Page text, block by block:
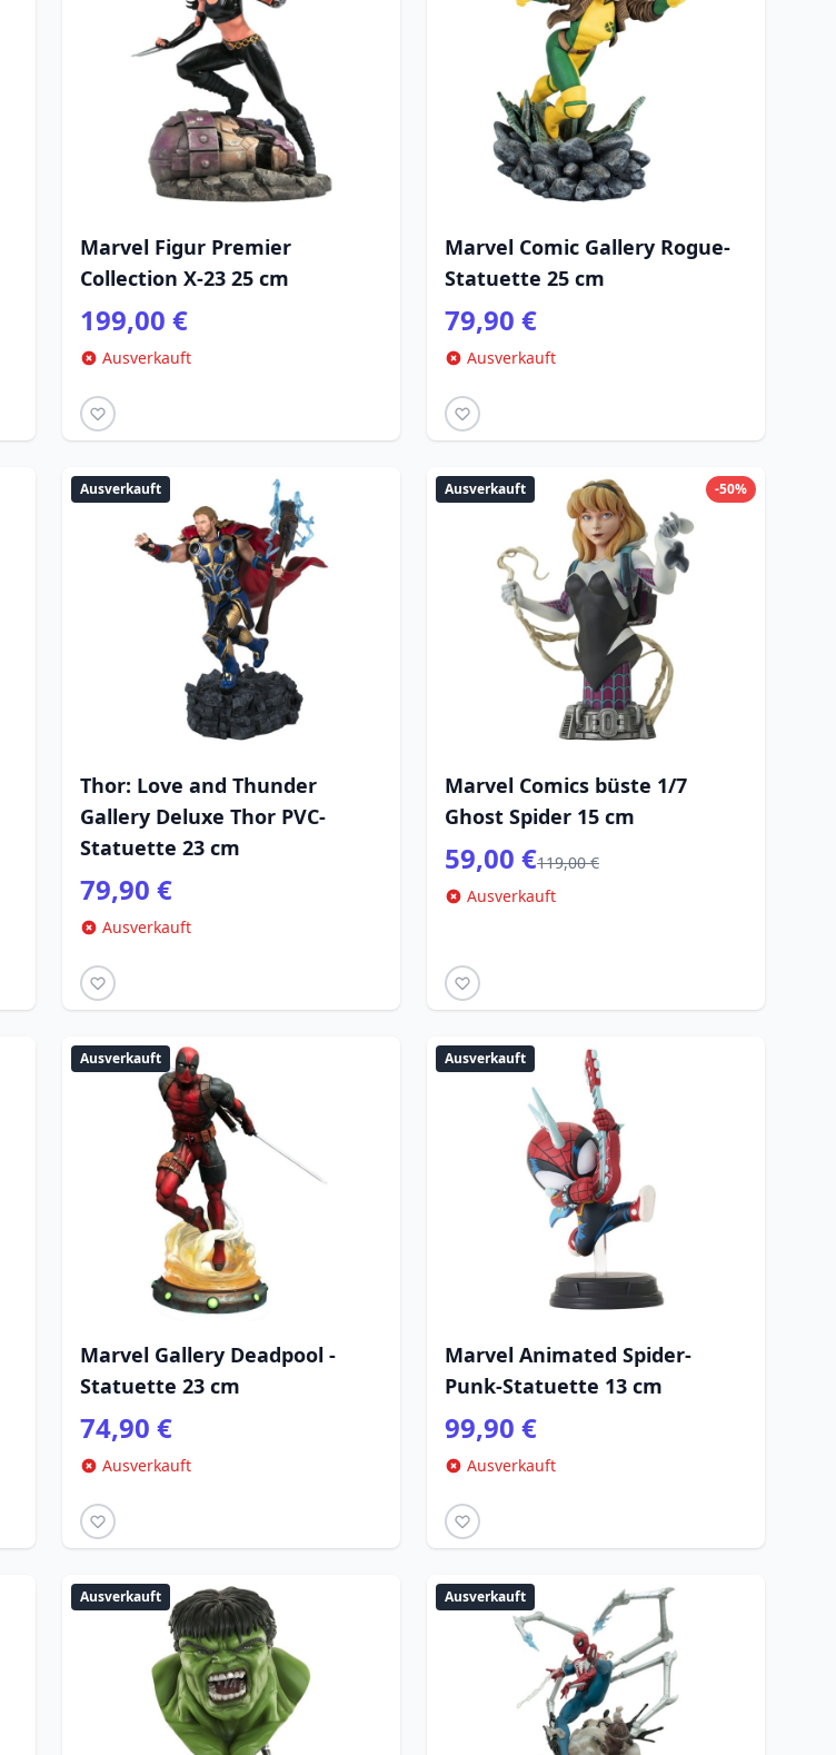
Marvel Figur Premier
Collection X-23 25 cm
199,00 €
Ausverkauft
Marvel Comic Gallery Rogue-
Statuette 25 cm
79,90 €
Ausverkauft
Ausverkauft
Thor: Love and Thunder
Gallery Deluxe Thor PVC-
Statuette 23 cm
79,90 €
Ausverkauft
-50%
Ausverkauft
Marvel Comics büste 1/7
Ghost Spider 15 cm
59,00 €119,00 €
Ausverkauft
Ausverkauft
Marvel Gallery Deadpool -
Statuette 23 cm
74,90 €
Ausverkauft
Ausverkauft
Marvel Animated Spider-
Punk-Statuette 13 cm
99,90 €
Ausverkauft
Ausverkauft Ausverkauft